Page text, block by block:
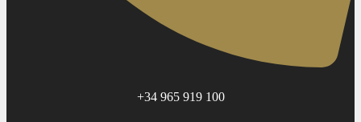
+34 965 919 100